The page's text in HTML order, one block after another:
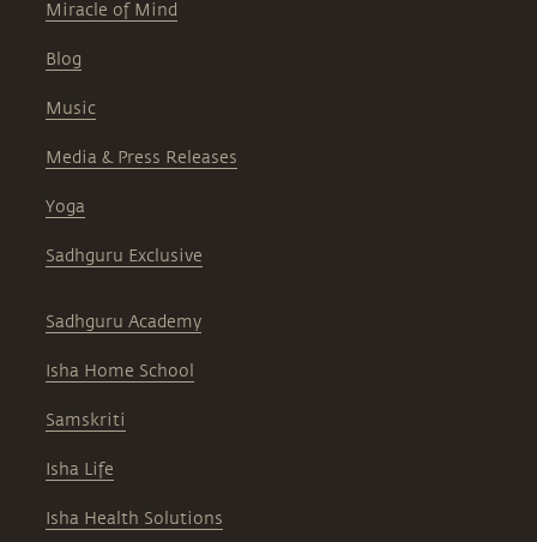
Miracle of Mind
Blog
Music
Media & Press Releases
Yoga
Sadhguru Exclusive
Sadhguru Academy
Isha Home School
Samskriti
Isha Life
Isha Health Solutions